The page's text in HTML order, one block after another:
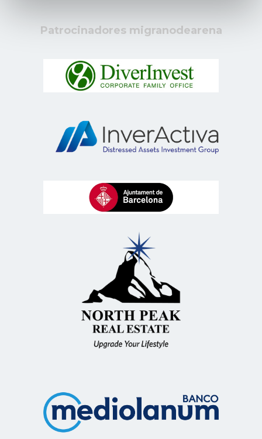
Patrocinadores migranodearena